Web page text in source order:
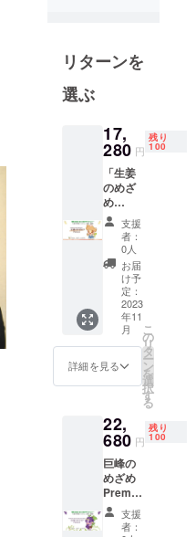
の小名は、
九州大学
大学院 農
准教授とし
ての特許研
究成果をも
とに、アッ
セイ（ヒト
細胞を使っ
分、エキス
などの効能
を検査す
る）会社を
設立しまし
た。
会社のミッ
以下のよう
１．がん難
民も含めた
がん患者の
直接的な救
リターンを
選ぶ
17,
280 円
残り
100
「生姜
のめざ
め
Premiu
m」×１
箱＋
IonaFre
eサンプ
ル×１枚
サービ
のめざ
め
Premiu
m：30
粒入
崎県島
原産の
無農薬
栽培の
生姜の
みを使
用。 お
酒を飲
支援
者：
0人
お届
け予
定：
2023
年11
月
詳細を見る
こ
の
リ
タ
ー
ン
を
選
択
す
る
22,
680 円
残り
100
巨峰の
めざめ
Premiu
m×１箱
＋ 支援
者：